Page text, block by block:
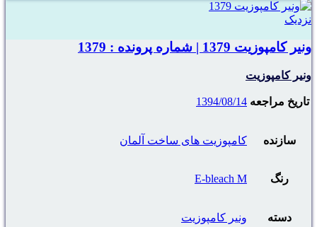
نزدیک
ونیر کامپوزیت 1379 | شماره پرونده : 1379
ونیر کامپوزیت
تاریخ مراجعه 1394/08/14
سازنده کامپوزیت های ساخت آلمان
رنگ E-bleach M
دسته ونیر کامپوزیت